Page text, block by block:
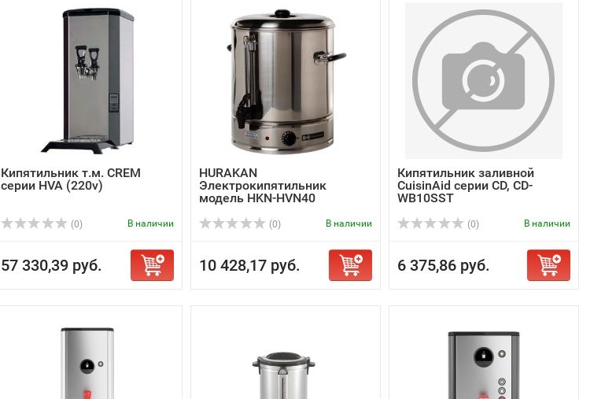
Кипятильник т.м. CREM
серии HVA (220v)
(0) В наличии
57 330,39 руб.
HURAKAN
Электрокипятильник
модель HKN-HVN40
(0) В наличии
10 428,17 руб.
Кипятильник заливной
CuisinAid серии CD, CD-
WB10SST
(0) В наличии
6 375,86 руб.